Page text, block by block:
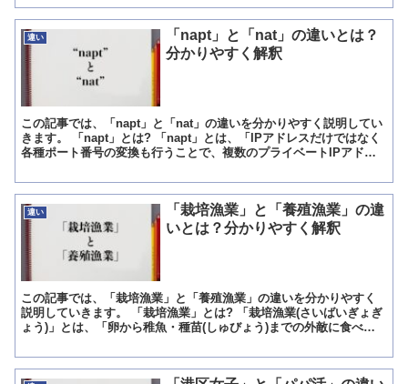
違い
「napt」と「nat」の違いとは？
分かりやすく解釈
この記事では、「napt」と「nat」の違いを分かりやすく説明してい
きます。 「napt」とは? 「napt」とは、「IPアドレスだけではなく
各種ポート番号の変換も行うことで、複数のプライベートIPアドレ
違い
「栽培漁業」と「養殖漁業」の違
いとは？分かりやすく解釈
この記事では、「栽培漁業」と「養殖漁業」の違いを分かりやすく
説明していきます。 「栽培漁業」とは? 「栽培漁業(さいばいぎょぎ
ょう)」とは、「卵から稚魚・種苗(しゅびょう)までの外敵に食べら